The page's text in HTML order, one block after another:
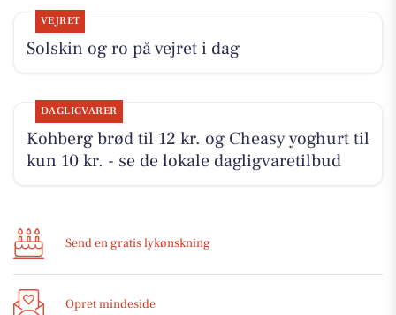
VEJRET
Solskin og ro på vejret i dag
DAGLIGVARER
Kohberg brød til 12 kr. og Cheasy yoghurt til
kun 10 kr. - se de lokale dagligvaretilbud
Send en gratis lykønskning
Opret mindeside